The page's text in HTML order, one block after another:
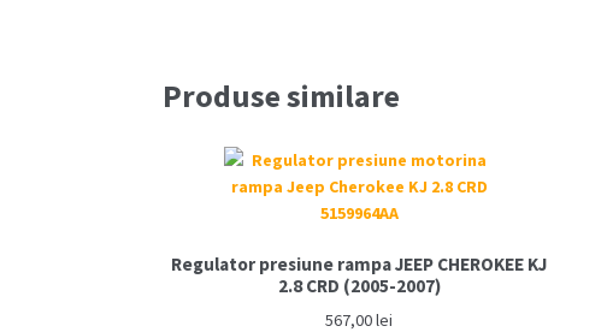
Produse similare
Regulator presiune rampa JEEP CHEROKEE KJ
2.8 CRD (2005-2007)
567,00lei